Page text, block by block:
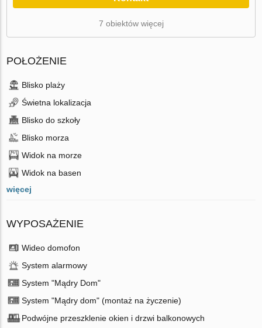
7 obiektów więcej
POŁOŻENIE
Blisko plaży
Świetna lokalizacja
Blisko do szkoły
Blisko morza
Widok na morze
Widok na basen
więcej
WYPOSAŻENIE
Wideo domofon
System alarmowy
System "Mądry Dom"
System "Mądry dom" (montaż na życzenie)
Podwójne przeszklenie okien i drzwi balkonowych